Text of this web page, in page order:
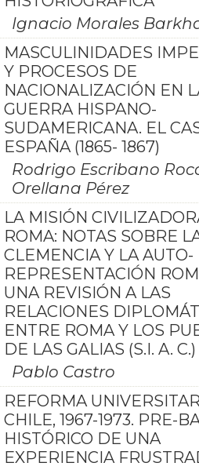
Ignacio Morales
MASCULINIDADES
Y PROCESOS DE
NACIONALIZACIÓN EN
GUERRA HISPANO-
SUDAMERICANA. EL
ESPAÑA (1865- 1867)
Rodrigo Escribano
Orellana Pérez
LA MISIÓN
ROMA: NOTAS SOBRE
CLEMENCIA Y LA AUTO-
REPRESENTACIÓN
UNA REVISIÓN A LAS
RELACIONES
ENTRE ROMA Y LOS
DE LAS GALIAS (S.I. A. C.)
Pablo Castro
REFORMA
CHILE, 1967-1973. PRE-
HISTÓRICO DE UNA
EXPERIENCIA